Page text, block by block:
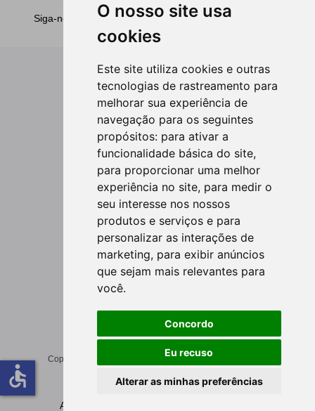
O nosso site usa
cookies
Este site utiliza cookies e outras
tecnologias de rastreamento para
melhorar sua experiência de
navegação para os seguintes
propósitos: para ativar a
funcionalidade básica do site,
para proporcionar uma melhor
experiência no site, para medir o
seu interesse nos nossos
produtos e serviços e para
personalizar as interações de
marketing, para exibir anúncios
que sejam mais relevantes para
você.
Concordo
Eu recuso
Alterar as minhas preferências
Siga-nos no
Legal
Condições Gerais de Transporte
Politica de privacidade
Direitos dos Passageiros
Sobre nos
Cabo Verde Airlines
Destinos
Guia de Viagem
Reservas de Grupo
Contate-nos
Copyright © 2021 Cabo Verde Airlines. All rights reserved.
Aceitamos
accessible